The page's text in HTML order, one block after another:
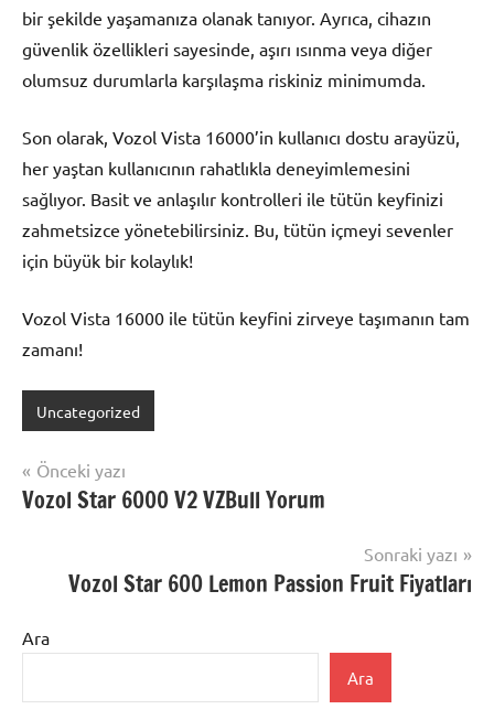
bir şekilde yaşamanıza olanak tanıyor. Ayrıca, cihazın
güvenlik özellikleri sayesinde, aşırı ısınma veya diğer
olumsuz durumlarla karşılaşma riskiniz minimumda.
Son olarak, Vozol Vista 16000’in kullanıcı dostu arayüzü,
her yaştan kullanıcının rahatlıkla deneyimlemesini
sağlıyor. Basit ve anlaşılır kontrolleri ile tütün keyfinizi
zahmetsizce yönetebilirsiniz. Bu, tütün içmeyi sevenler
için büyük bir kolaylık!
Vozol Vista 16000 ile tütün keyfini zirveye taşımanın tam
zamanı!
Uncategorized
Yazı
gezinmesi
Önceki yazı
Vozol Star 6000 V2 VZBull Yorum
Sonraki yazı
Vozol Star 600 Lemon Passion Fruit Fiyatları
Ara
Ara